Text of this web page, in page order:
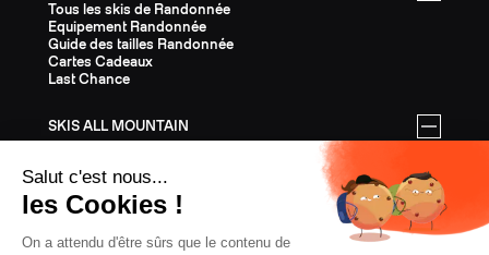
Tous les skis de Randonnée
Equipement Randonnée
Guide des tailles Randonnée
Cartes Cadeaux
Last Chance
SKIS ALL MOUNTAIN
Guide des tailles All Mountain
Cartes Cadeaux
Last Chance